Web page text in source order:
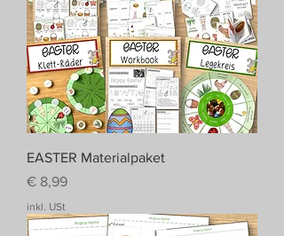
EASTER Materialpaket
Preis
€ 8,99
inkl. USt